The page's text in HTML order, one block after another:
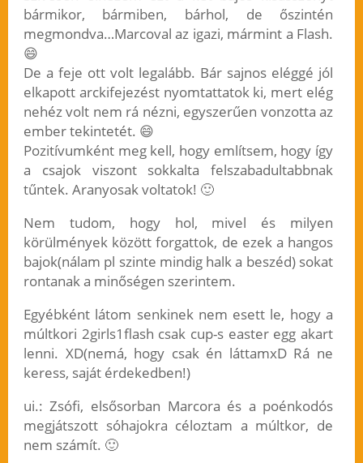
bármikor, bármiben, bárhol, de őszintén
megmondva…Marcoval az igazi, mármint a Flash.
😄
De a feje ott volt legalább. Bár sajnos eléggé jól
elkapott arckifejezést nyomtattatok ki, mert elég
nehéz volt nem rá nézni, egyszerűen vonzotta az
ember tekintetét. 😄
Pozitívumként meg kell, hogy említsem, hogy így
a csajok viszont sokkalta felszabadultabbnak
tűntek. Aranyosak voltatok! 🙂
Nem tudom, hogy hol, mivel és milyen
körülmények között forgattok, de ezek a hangos
bajok(nálam pl szinte mindig halk a beszéd) sokat
rontanak a minőségen szerintem.
Egyébként látom senkinek nem esett le, hogy a
múltkori 2girls1flash csak cup-s easter egg akart
lenni. XD(nemá, hogy csak én láttamxD Rá ne
keress, saját érdekedben!)
ui.: Zsófi, elsősorban Marcora és a poénkodós
megjátszott sóhajokra céloztam a múltkor, de
nem számít. 🙂